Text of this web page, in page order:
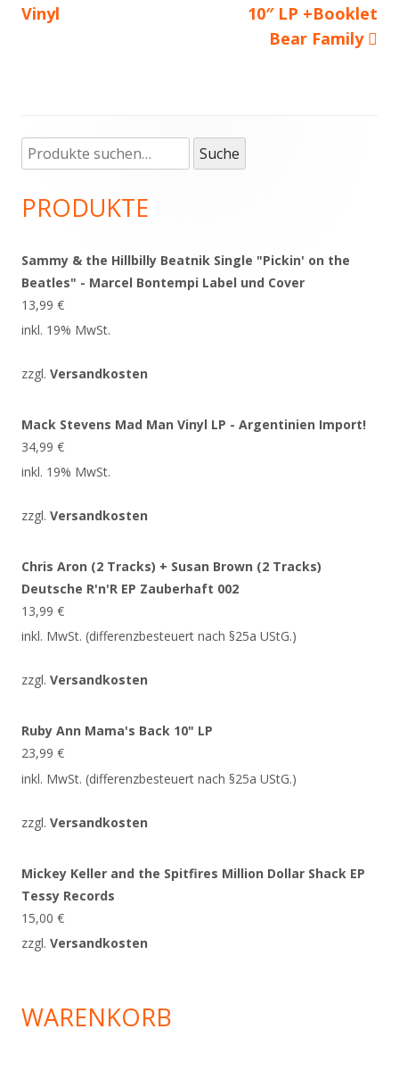
Vinyl
10″ LP +Booklet
Bear Family
Haupt-
Seitenleiste
Suche
nach:
Suche
PRODUKTE
Sammy & the Hillbilly Beatnik Single "Pickin' on the
Beatles" - Marcel Bontempi Label und Cover
13,99 €
inkl. 19% MwSt.
zzgl. Versandkosten
Mack Stevens Mad Man Vinyl LP - Argentinien Import!
34,99 €
inkl. 19% MwSt.
zzgl. Versandkosten
Chris Aron (2 Tracks) + Susan Brown (2 Tracks)
Deutsche R'n'R EP Zauberhaft 002
13,99 €
inkl. MwSt. (differenzbesteuert nach §25a UStG.)
zzgl. Versandkosten
Ruby Ann Mama's Back 10" LP
23,99 €
inkl. MwSt. (differenzbesteuert nach §25a UStG.)
zzgl. Versandkosten
Mickey Keller and the Spitfires Million Dollar Shack EP
Tessy Records
15,00 €
zzgl. Versandkosten
WARENKORB